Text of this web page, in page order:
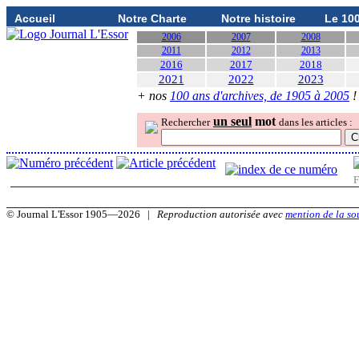
Accueil Notre Charte Notre histoire Le
2006 2007
2008
2011
2012 2013
2016 2017 2018
2021 2022 2023
+ nos 100 ans d'archives, de 1905 à 2005 !
Rechercher un seul mot dans les articles :
© Journal L'Essor 1905—2026 | Reproduction autorisée avec mention de la